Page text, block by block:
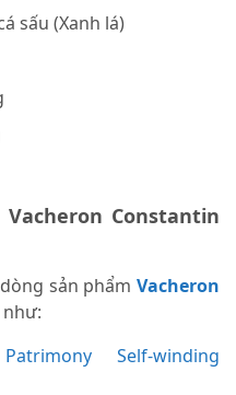
sấu (Xanh lá)
Constantin
sản phẩm Vacheron
Self-winding